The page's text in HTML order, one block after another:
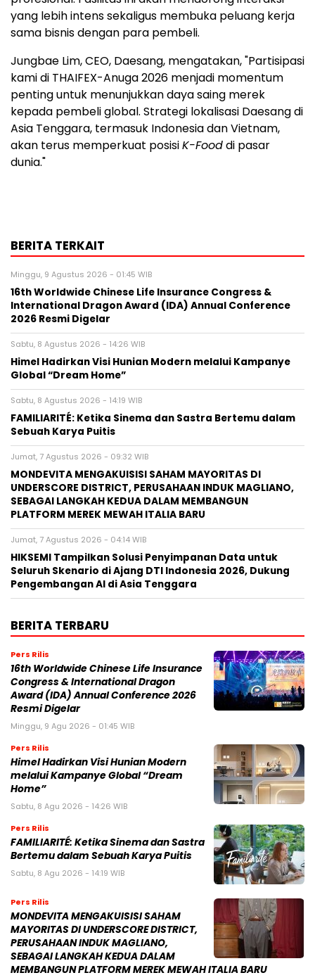
yang lebih intens sekaligus membuka peluang kerja
sama bisnis dengan para pembeli.
Jungbae Lim, CEO, Daesang, mengatakan, "Partisipasi
kami di THAIFEX-Anuga 2026 menjadi momentum
penting untuk menunjukkan daya saing merek
kepada pembeli global. Strategi lokalisasi Daesang di
Asia Tenggara, termasuk Indonesia dan Vietnam,
akan terus memperkuat posisiK-Fooddi pasar
dunia."
BERITA TERKAIT
Minggu, 9 Agustus 2026 - 01:45 WIB
16th Worldwide Chinese Life Insurance Congress &
International Dragon Award (IDA) Annual Conference
2026 Resmi Digelar
Sabtu, 8 Agustus 2026 - 14:26 WIB
Himel Hadirkan Visi Hunian Modern melalui Kampanye
Global “Dream Home”
Sabtu, 8 Agustus 2026 - 14:19 WIB
FAMILIARITÉ: Ketika Sinema dan Sastra Bertemu dalam
Sebuah Karya Puitis
Jumat, 7 Agustus 2026 - 09:32 WIB
MONDEVITA MENGAKUISISI SAHAM MAYORITAS DI
UNDERSCORE DISTRICT, PERUSAHAAN INDUK MAGLIANO,
SEBAGAI LANGKAH KEDUA DALAM MEMBANGUN
PLATFORM MEREK MEWAH ITALIA BARU
Jumat, 7 Agustus 2026 - 04:14 WIB
HIKSEMI Tampilkan Solusi Penyimpanan Data untuk
Seluruh Skenario di Ajang DTI Indonesia 2026, Dukung
Pengembangan AI di Asia Tenggara
BERITA TERBARU
Pers Rilis
16th Worldwide Chinese Life Insurance
Congress & International Dragon
Award (IDA) Annual Conference 2026
Resmi Digelar
Minggu, 9 Agu 2026 - 01:45 WIB
Pers Rilis
Himel Hadirkan Visi Hunian Modern
melalui Kampanye Global “Dream
Home”
Sabtu, 8 Agu 2026 - 14:26 WIB
Pers Rilis
FAMILIARITÉ: Ketika Sinema dan Sastra
Bertemu dalam Sebuah Karya Puitis
Sabtu, 8 Agu 2026 - 14:19 WIB
Pers Rilis
MONDEVITA MENGAKUISISI SAHAM
MAYORITAS DI UNDERSCORE DISTRICT,
PERUSAHAAN INDUK MAGLIANO,
SEBAGAI LANGKAH KEDUA DALAM
MEMBANGUN PLATFORM MEREK MEWAH ITALIA BARU